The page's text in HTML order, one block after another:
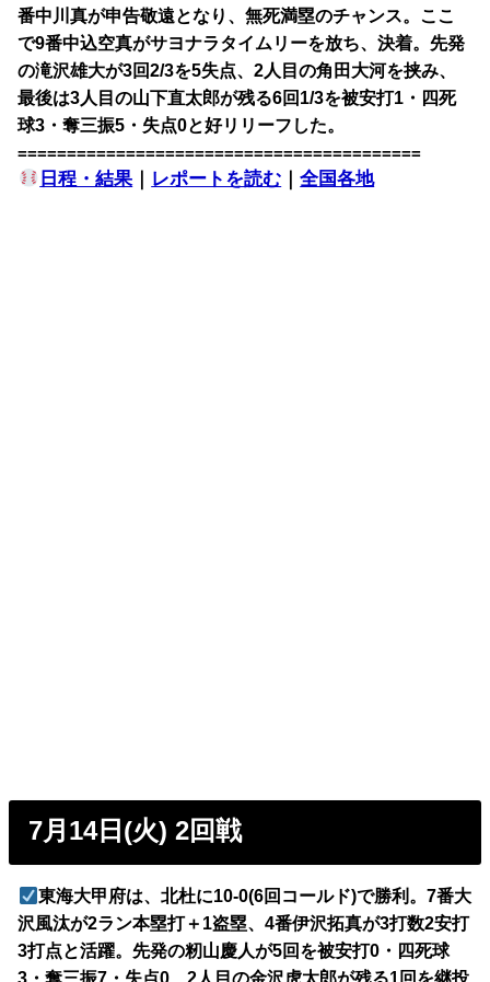
番中川真が申告敬遠となり、無死満塁のチャンス。ここ
で9番中込空真がサヨナラタイムリーを放ち、決着。先発
の滝沢雄大が3回2/3を5失点、2人目の角田大河を挟み、
最後は3人目の山下直太郎が残る6回1/3を被安打1・四死
球3・奪三振5・失点0と好リリーフした。
=========================================
日程・結果｜ レポートを読む ｜全国各地
7月14日(火) 2回戦
東海大甲府は、北杜に10-0(6回コールド)で勝利。7番大
沢風汰が2ラン本塁打＋1盗塁、4番伊沢拓真が3打数2安打
3打点と活躍。先発の籾山慶人が5回を被安打0・四死球